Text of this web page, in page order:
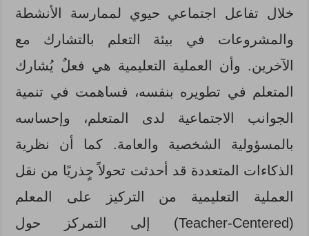
خلال تفاعل اجتماعي حيوي لممارسة الأنشطة
والمشروعات في بيئة التعلم بالتشارك مع
الآخرين. وأن العملية التعليمية هي فعلٌ يُشارك
المتعلم في تطويره بنفسه، فساهمت في تنمية
الجوانب الاجتماعية لدى المتعلم، وإحساسه
بالمسؤولية الشخصية والعامة. كما أن نظرية
الذكاءات المتعددة قد أحدثت تحولاً جٍذريًا من نقل
العملية التعليمية من التركيز على المعلم
(Teacher-Centered) إلى التمركز حول